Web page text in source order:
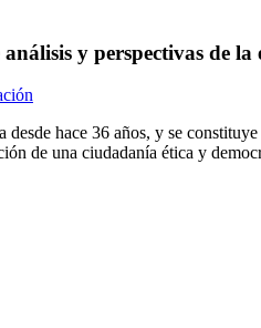
y perspectivas de
desde hace 36 años, y se
de una ciudadanía ética y